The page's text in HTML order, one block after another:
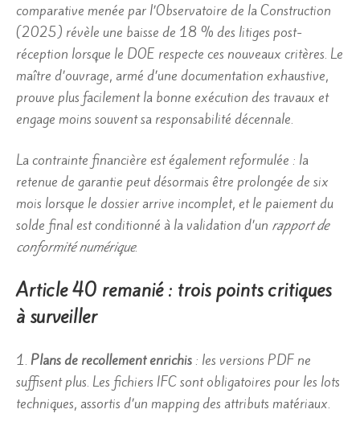
comparative menée par l’Observatoire de la Construction
(2025) révèle une baisse de 18 % des litiges post-
réception lorsque le DOE respecte ces nouveaux critères. Le
maître d’ouvrage, armé d’une documentation exhaustive,
prouve plus facilement la bonne exécution des travaux et
engage moins souvent sa responsabilité décennale.
La contrainte financière est également reformulée : la
retenue de garantie peut désormais être prolongée de six
mois lorsque le dossier arrive incomplet, et le paiement du
solde final est conditionné à la validation d’un rapport de
conformité numérique.
Article 40 remanié : trois points critiques
à surveiller
1. Plans de recollement enrichis : les versions PDF ne
suffisent plus. Les fichiers IFC sont obligatoires pour les lots
techniques, assortis d’un mapping des attributs matériaux.